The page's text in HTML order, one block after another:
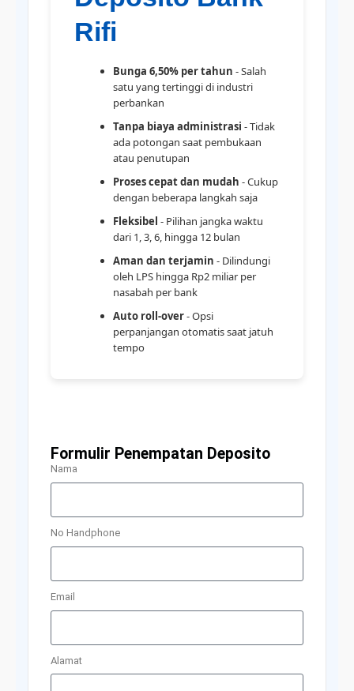
Rifi
Bunga 6,50% per tahun - Salah
satu yang tertinggi di industri
perbankan
Tanpa biaya administrasi - Tidak
ada potongan saat pembukaan
atau penutupan
Proses cepat dan mudah - Cukup
dengan beberapa langkah saja
Fleksibel - Pilihan jangka waktu
dari 1, 3, 6, hingga 12 bulan
Aman dan terjamin - Dilindungi
oleh LPS hingga Rp2 miliar per
nasabah per bank
Auto roll-over- Opsi
perpanjangan otomatis saat jatuh
tempo
Formulir Penempatan Deposito
Nama
No Handphone
Email
Alamat